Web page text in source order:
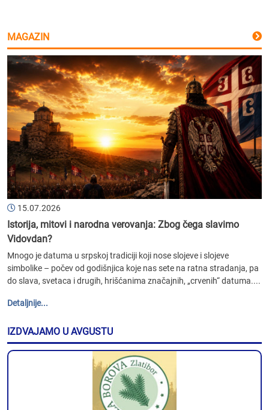
MAGAZIN
15.07.2026
Istorija, mitovi i narodna verovanja: Zbog čega slavimo
Vidovdan?
Mnogo je datuma u srpskoj tradiciji koji nose slojeve i slojeve
simbolike – počev od godišnjica koje nas sete na ratna stradanja, pa
do slava, svetaca i drugih, hrišćanima značajnih, „crvenih“ datuma....
Detaljnije...
IZDVAJAMO U AVGUSTU